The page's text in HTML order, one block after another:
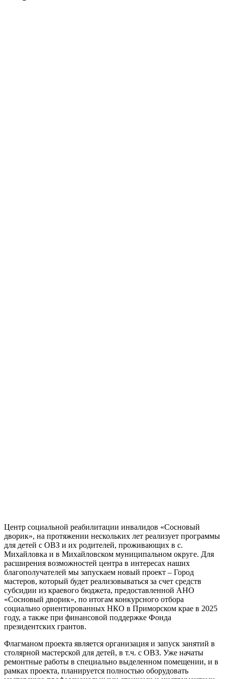
Центр социальной реабилитации инвалидов «Сосновый
дворик», на протяжении нескольких лет реализует программы
для детей с ОВЗ и их родителей, проживающих в с.
Михайловка и в Михайловском муниципальном округе. Для
расширения возможностей центра в интересах наших
благополучателей мы запускаем новый проект – Город
мастеров, который будет реализовываться за счет средств
субсидии из краевого бюджета, предоставленной АНО
«Сосновый дворик», по итогам конкурсного отбора
социально ориентированных НКО в Приморском крае в 2025
году, а также при финансовой поддержке Фонда
президентских грантов.
Флагманом проекта является организация и запуск занятий в
столярной мастерской для детей, в т.ч. с ОВЗ. Уже начаты
ремонтные работы в специально выделенном помещении, и в
рамках проекта, планируется полностью оборудовать